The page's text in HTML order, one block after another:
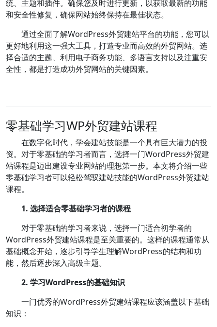
统、主题和插件。确保您及时进行更新，以获取最新的功能
和安全性修复，确保网站始终保持在最佳状态。
通过全面了解WordPress外贸建站平台的功能，您可以
更好地利用这一强大工具，打造专业而高效的外贸网站。选
择合适的主题、利用电子商务功能、多语言支持以及注重安
全性，都是打造成功外贸网站的关键因素。
零基础学习WP外贸建站课程
在数字化时代，学会建站技能是一个具有巨大潜力的投
资。对于零基础的学习者而言，选择一门WordPress外贸建
站课程是迈出建设专业网站的理想第一步。本文将介绍一些
零基础学习者可以轻松驾驭建站技能的WordPress外贸建站
课程。
1. 选择适合零基础学习者的课程
对于零基础的学习者来说，选择一门适合初学者的
WordPress外贸建站课程是至关重要的。这样的课程通常从
基础概念开始，逐步引导学生理解WordPress的结构和功
能，然后逐步深入高级主题。
2. 学习WordPress的基础知识
一门优秀的WordPress外贸建站课程应该涵盖以下基础
知识：